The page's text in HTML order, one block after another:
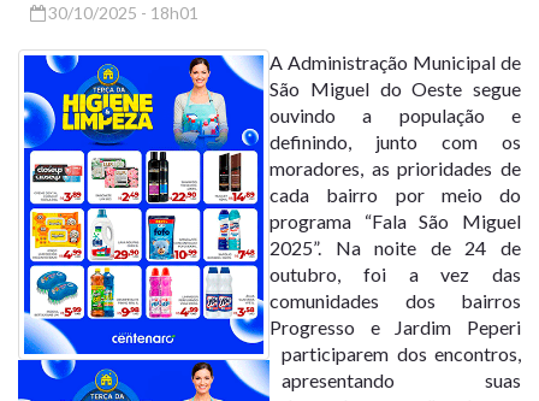
30/10/2025 - 18h01
A Administração Municipal de
São Miguel do Oeste segue
ouvindo a população e
definindo, junto com os
moradores, as prioridades de
cada bairro por meio do
programa “Fala São Miguel
2025”. Na noite de 24 de
outubro, foi a vez das
comunidades dos bairros
Progresso e Jardim Peperi
participarem dos encontros,
apresentando suas